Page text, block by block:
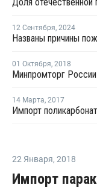
12 Сентября, 2024
Названы причины
01 Октября, 2018
14 Марта, 2017
22 Января, 2018
Импорт